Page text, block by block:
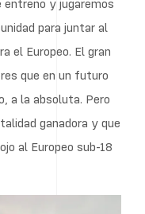
para juntar al
el Europeo. El gran
que en un futuro
a la absoluta. Pero
ganadora y que
al Europeo sub-18